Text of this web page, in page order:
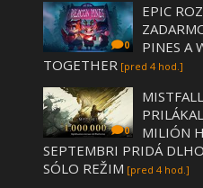
0
EPIC
PINES A
TOGETHER [pred 4 hod.]
0
MILIÓN
SEPTEMBRI PRIDÁ
SÓLO REŽIM [pred 4 hod.]